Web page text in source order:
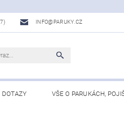
INFO@PARUKY.CZ
DOTAZY VŠE O PARUKÁCH,